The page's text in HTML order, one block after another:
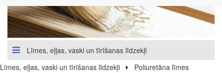
Līmes, eļļas, vaski un tīrīšanas līdzekļi
Līmes, eļļas, vaski un tīrīšanas līdzekļi
Poliuretāna līmes